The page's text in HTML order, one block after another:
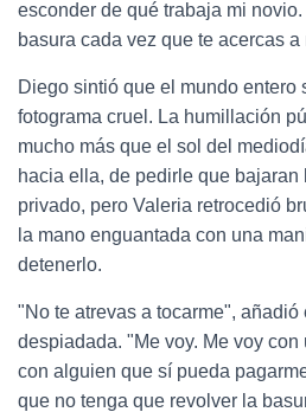
esconder de qué trabaja mi
basura cada vez que te acercas a
Diego sintió que el mundo entero
fotograma cruel. La humillación
mucho más que el sol del
hacia ella, de pedirle que bajaran
privado, pero Valeria retrocedió
la mano enguantada con una
detenerlo.
"No te atrevas a tocarme",
despiadada. "Me voy. Me voy con
con alguien que sí pueda
que no tenga que revolver la